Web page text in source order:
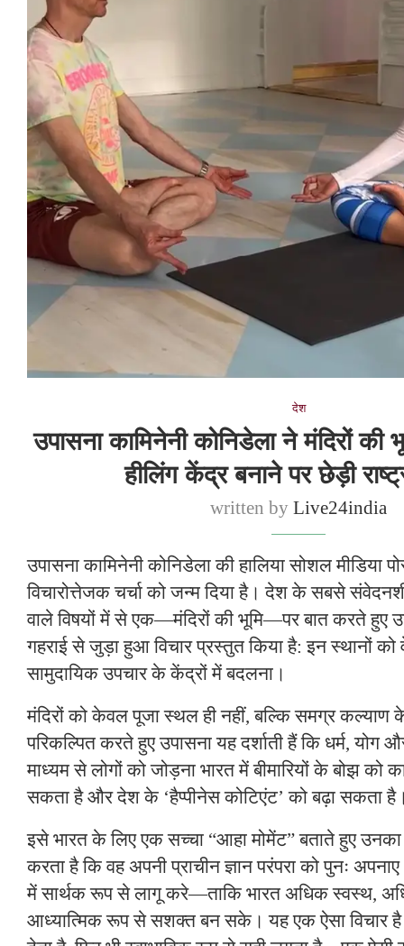
देश
उपासना कामिनेनी कोनिडेला ने मंदिरों
हीलिंग केंद्र बनाने पर छेड़ी
written byLive24india
उपासना कामिनेनी कोनिडेला की हालिया सोशल मीडिया
विचारोत्तेजक चर्चा को जन्म दिया है। देश के सबसे
वाले विषयों में से एक—मंदिरों की भूमि—पर बात करते हुए
गहराई से जुड़ा हुआ विचार प्रस्तुत किया है: इन स्थानों
सामुदायिक उपचार के केंद्रों में बदलना।
मंदिरों को केवल पूजा स्थल ही नहीं, बल्कि समग्र
परिकल्पित करते हुए उपासना यह दर्शाती हैं कि धर्म, योग
माध्यम से लोगों को जोड़ना भारत में बीमारियों के बोझ
सकता है और देश के ‘हैप्पीनेस कोटिएंट’ को बढ़ा सकता
इसे भारत के लिए एक सच्चा “आहा मोमेंट” बताते हुए
करता है कि वह अपनी प्राचीन ज्ञान परंपरा को पुनः
में सार्थक रूप से लागू करे—ताकि भारत अधिक स्वस्थ,
आध्यात्मिक रूप से सशक्त बन सके। यह एक ऐसा विचार है